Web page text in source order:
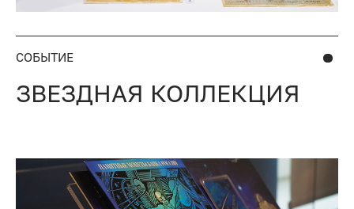
СОБЫТИЕ
ЗВЕЗДНАЯ КОЛЛЕКЦИЯ